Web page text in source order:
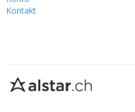
Kontakt